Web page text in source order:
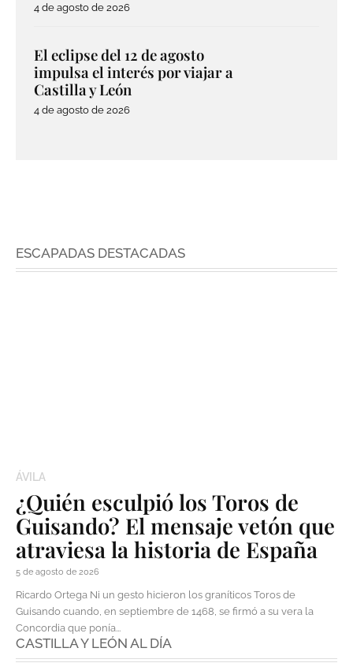
4 de agosto de 2026
El eclipse del 12 de agosto
impulsa el interés por viajar a
Castilla y León
4 de agosto de 2026
ESCAPADAS DESTACADAS
ÁVILA
¿Quién esculpió los Toros de
Guisando? El mensaje vetón que
atraviesa la historia de España
5 de agosto de 2026
Ricardo Ortega Ni un gesto hicieron los graníticos Toros de
Guisando cuando, en septiembre de 1468, se firmó a su vera la
Concordia que ponía...
CASTILLA Y LEÓN AL DÍA